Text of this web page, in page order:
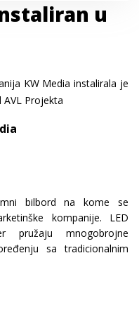
u
KW Media instalirala je
Projekta
bilbord na kome se
kompanije. LED
mnogobrojne
sa tradicionalnim